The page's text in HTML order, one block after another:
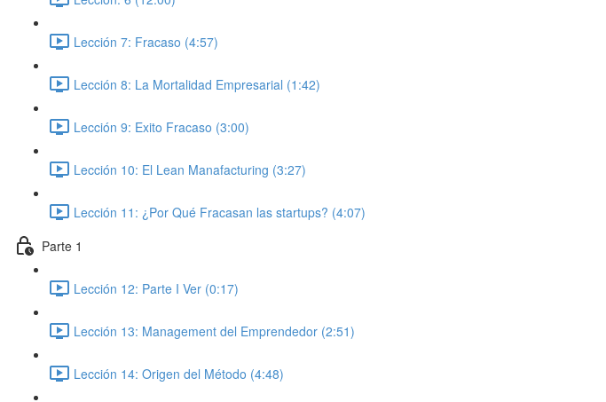
Lección 7: Fracaso (4:57)
Lección 8: La Mortalidad Empresarial (1:42)
Lección 9: Exito Fracaso (3:00)
Lección 10: El Lean Manafacturing (3:27)
Lección 11: ¿Por Qué Fracasan las startups? (4:07)
Parte 1
Lección 12: Parte I Ver (0:17)
Lección 13: Management del Emprendedor (2:51)
Lección 14: Origen del Método (4:48)